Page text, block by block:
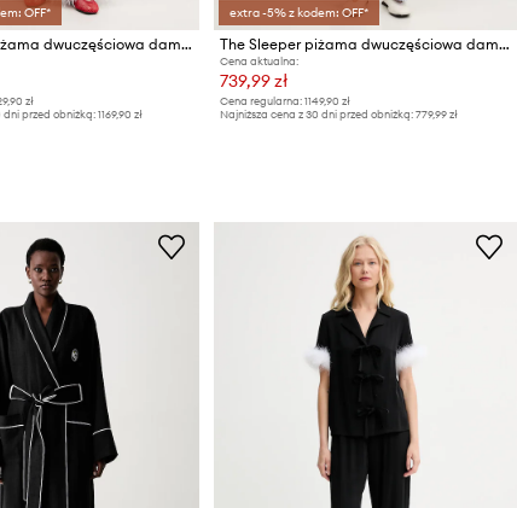
OFF*
The Sleeper piżama dwuczęściowa damska z wiskozy
zł
dni przed obniżką: 1169,90 zł
extra -5% z kodem: OFF*
The Sleeper piżama dwuczęściowa damska bawełniana
Cena aktualna:
739,99 zł
Cena regularna: 1149,90 zł
Najniższa cena z 30 dni przed obniżką: 779,99 zł